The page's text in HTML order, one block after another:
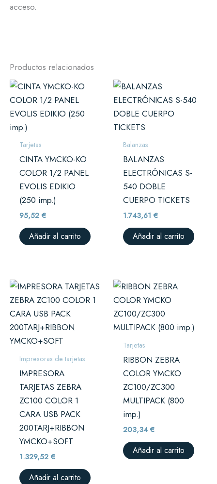
acceso.
Productos relacionados
Tarjetas
CINTA YMCKO-KO
COLOR 1/2 PANEL
EVOLIS EDIKIO
(250 imp.)
95,52€
Añadir al carrito
Balanzas
BALANZAS
ELECTRÓNICAS S-
540 DOBLE
CUERPO TICKETS
1.743,61€
Añadir al carrito
Impresoras de tarjetas
IMPRESORA
TARJETAS ZEBRA
ZC100 COLOR 1
CARA USB PACK
200TARJ+RIBBON
YMCKO+SOFT
1.329,52€
Añadir al carrito
Tarjetas
RIBBON ZEBRA
COLOR YMCKO
ZC100/ZC300
MULTIPACK (800
imp.)
203,34€
Añadir al carrito